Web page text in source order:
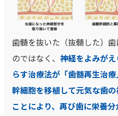
歯髄を抜いた（抜髄した）
のではなく、神経をよみが
らす治療法が「歯髄再生治療
幹細胞を移植して元気な歯
ことにより、再び歯に栄養分